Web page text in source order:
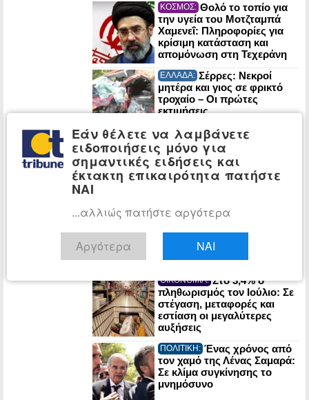
ΚΟΣΜΟΣ: Θολό το τοπίο για
την υγεία του Μοτζταμπά
Χαμενεΐ: Πληροφορίες για
κρίσιμη κατάσταση και
απομόνωση στη Τεχεράνη
ΕΛΛΑΔΑ: Σέρρες: Νεκροί
μητέρα και γιος σε φρικτό
τροχαίο – Οι πρώτες
εκτιμήσεις
ΠΟΛΙΤΙΚΗ:
ΠΑΣΟΚ: Έκθεση-
κόλαφος του ΟΟΣΑ διαλύει
το success story της
κυβέρνησης
ΠΟΛΙΤΙΚΗ: Στα Χανιά για
Μητσοτάκης
ΟΙΚΟΝΟΜΙΑ: Στο 3,4% ο
πληθωρισμός τον Ιούλιο: Σε
στέγαση, μεταφορές και
εστίαση οι μεγαλύτερες
αυξήσεις
ΠΟΛΙΤΙΚΗ: Ένας χρόνος από
τον χαμό της Λένας Σαμαρά:
Σε κλίμα συγκίνησης το
μνημόσυνο
Εάν θέλετε να λαμβάνετε
ειδοποιήσεις μόνο για
σημαντικές ειδήσεις και
έκτακτη επικαιρότητα πατήστε
ΝΑΙ
...αλλιώς πατήστε αργότερα
Αργότερα ΝΑΙ